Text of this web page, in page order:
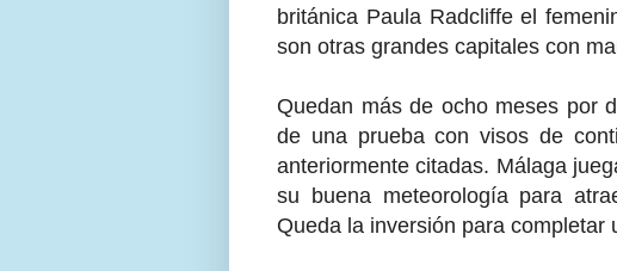
británica Paula Radcliffe el
son otras grandes capitales con
Quedan más de ocho meses por
de una prueba con visos de
anteriormente citadas. Málaga
su buena meteorología para
Queda la inversión para completar